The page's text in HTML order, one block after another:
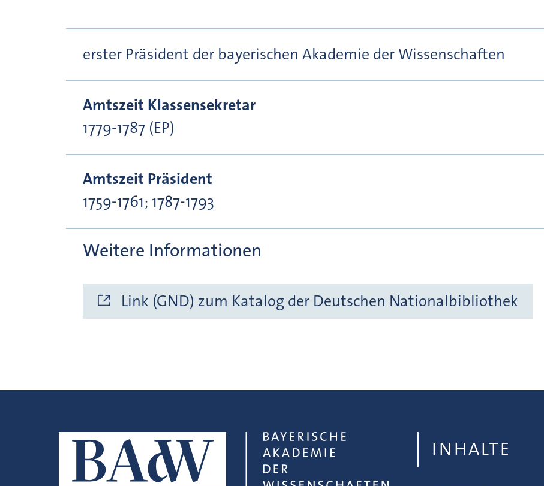
erster Präsident der bayerischen Akademie der Wissenschaften
Amtszeit Klassensekretar
1779-1787 (EP)
Amtszeit Präsident
1759-1761; 1787-1793
Weitere Informationen
Link (GND) zum Katalog der Deutschen Nationalbibliothek
INHALTE